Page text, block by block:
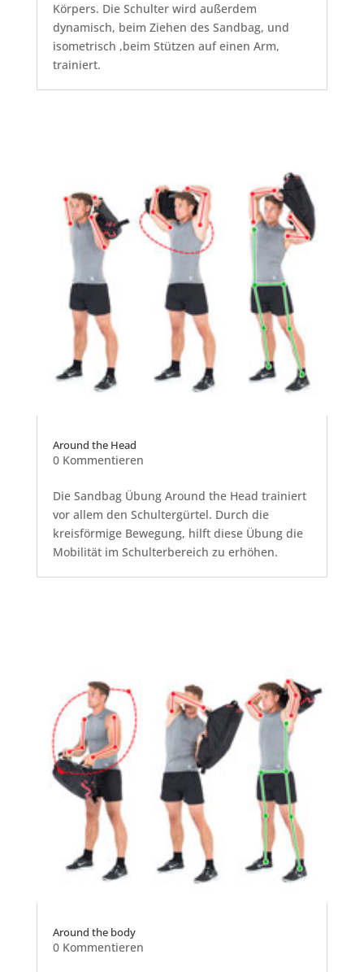
Körpers. Die Schulter wird außerdem
dynamisch, beim Ziehen des Sandbag, und
isometrisch ,beim Stützen auf einen Arm,
trainiert.
Around the Head
0 Kommentieren
Die Sandbag Übung Around the Head trainiert
vor allem den Schultergürtel. Durch die
kreisförmige Bewegung, hilft diese Übung die
Mobilität im Schulterbereich zu erhöhen.
Around the body
0 Kommentieren